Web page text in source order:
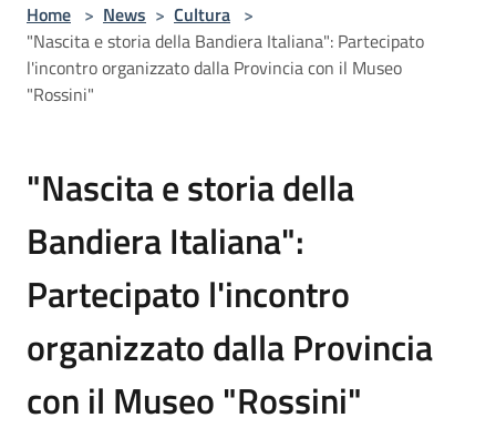
Home > News > Cultura >
"Nascita e storia della Bandiera Italiana": Partecipato
l'incontro organizzato dalla Provincia con il Museo
"Rossini"
"Nascita e storia della
Bandiera Italiana":
Partecipato l'incontro
organizzato dalla Provincia
con il Museo "Rossini"